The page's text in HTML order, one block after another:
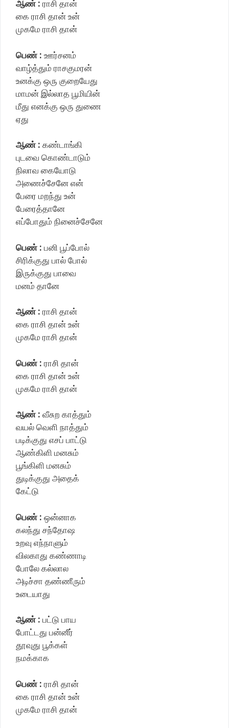
ஆண் : ராசி தான்
கை ராசி தான் உன்
முகமே ராசி தான்
பெண் : ஊர்சனம்
வாழ்த்தும் ராசகுமரன்
உனக்கு ஒரு குறையேது
மாமன் இல்லாத பூமியின்
மீது எனக்கு ஒரு துணை
ஏது
ஆண் : கண்டாங்கி
புடவை கொண்டாடும்
நிலாவ கையோடு
அணைச்சேனே என்
பேரை மறந்து உன்
பேரைத்தானே
எப்போதும் நினைச்சேனே
பெண் : பனி பூப்போல்
சிரிக்குது பால் போல்
இருக்குது பாவை
மனம் தானே
ஆண் : ராசி தான்
கை ராசி தான் உன்
முகமே ராசி தான்
பெண் : ராசி தான்
கை ராசி தான் உன்
முகமே ராசி தான்
ஆண் : வீசுற காத்தும்
வயல் வெளி நாத்தும்
படிக்குது எசப் பாட்டு
ஆண்கிளி மனசும்
பூங்கிளி மனசும்
துடிக்குது அதைக்
கேட்டு
பெண் : ஒன்னாக
கலந்து சந்தோஷ
உறவு எந்நாளும்
விலகாது கண்ணாடி
போலே கல்லால
அடிச்சா தண்ணீரும்
உடையாது
ஆண் : பட்டு பாய
போட்டது பன்னீர்
தூவுது பூக்கள்
நமக்காக
பெண் : ராசி தான்
கை ராசி தான் உன்
முகமே ராசி தான்